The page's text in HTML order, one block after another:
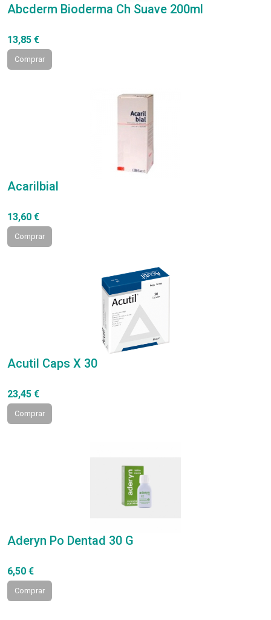
Abcderm Bioderma Ch Suave 200ml
13,85 €
Comprar
Acarilbial
13,60 €
Comprar
Acutil Caps X 30
23,45 €
Comprar
Aderyn Po Dentad 30 G
6,50 €
Comprar